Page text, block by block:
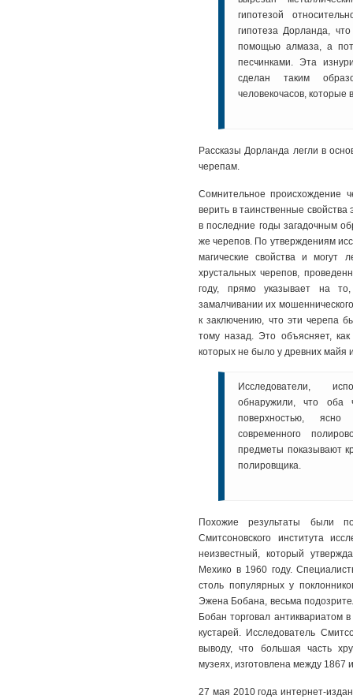
гипотезой
гипотеза Дорланда,
помощью алмаза, а
песчинками. Эта
сделан таким
человекочасов, которые
Рассказы Дорланда легли в
черепам.
Сомнительное происхождение
верить в таинственные свойства
в последние годы загадочным
же черепов. По утверждениям
магические свойства и могут
хрустальных черепов,
году, прямо указывает на
замалчивании их
к заключению, что эти черепа
тому назад. Это объясняет,
которых не было у древних майя
Исследователи,
обнаружили, что оба
поверхностью,
современного
предметы показывают
полировщика.
Похожие результаты были
Смитсоновского института
неизвестный, который
Мехико в 1960 году.
столь популярных у
Эжена Бобана, весьма
Бобан торговал антиквариатом
кустарей. Исследователь
выводу, что большая часть
музеях, изготовлена между 1867
27 мая 2010 года интернет-